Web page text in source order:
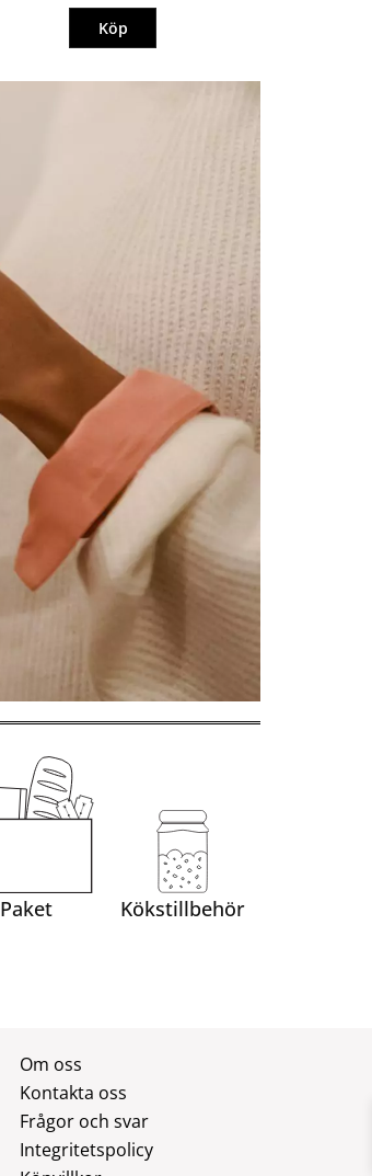
Köp
Paket Kökstillbehör
Om oss
Kontakta oss
Frågor och svar
Integritetspolicy